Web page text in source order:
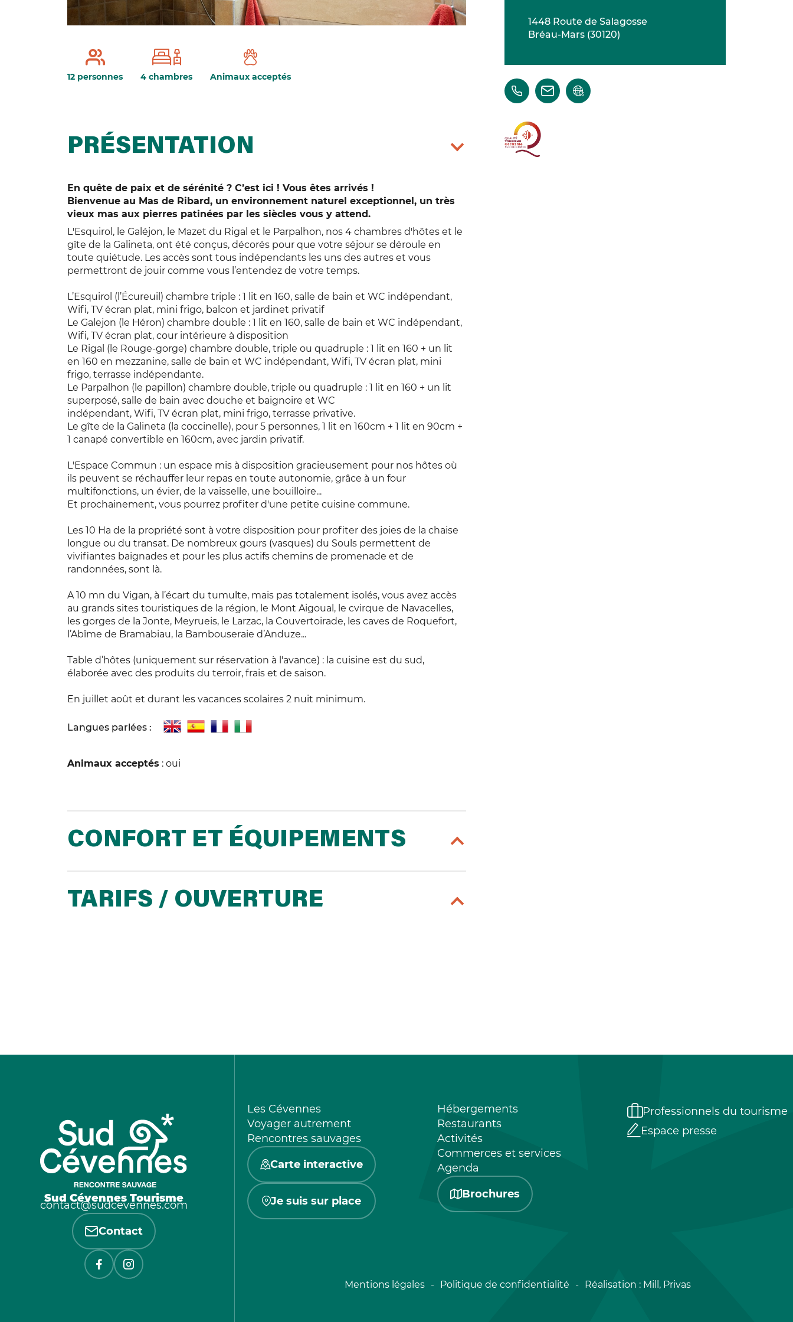
12 personnes 4 chambres Animaux acceptés
PRÉSENTATION
En quête de paix et de sérénité ? C’est ici ! Vous êtes arrivés !
Bienvenue au Mas de Ribard, un environnement naturel exceptionnel, un très
vieux mas aux pierres patinées par les siècles vous y attend.
L'Esquirol, le Galéjon, le Mazet du Rigal et le Parpalhon, nos 4 chambres d'hôtes et le
gîte de la Galineta, ont été conçus, décorés pour que votre séjour se déroule en
toute quiétude. Les accès sont tous indépendants les uns des autres et vous
permettront de jouir comme vous l’entendez de votre temps.
L’Esquirol (l’Écureuil) chambre triple : 1 lit en 160, salle de bain et WC indépendant,
Wifi, TV écran plat, mini frigo, balcon et jardinet privatif
Le Galejon (le Héron) chambre double : 1 lit en 160, salle de bain et WC indépendant,
Wifi, TV écran plat, cour intérieure à disposition
Le Rigal (le Rouge-gorge) chambre double, triple ou quadruple : 1 lit en 160 + un lit
en 160 en mezzanine, salle de bain et WC indépendant, Wifi, TV écran plat, mini
frigo, terrasse indépendante.
Le Parpalhon (le papillon) chambre double, triple ou quadruple : 1 lit en 160 + un lit
superposé, salle de bain avec douche et baignoire et WC
indépendant, Wifi, TV écran plat, mini frigo, terrasse privative.
Le gîte de la Galineta (la coccinelle), pour 5 personnes, 1 lit en 160cm + 1 lit en 90cm +
1 canapé convertible en 160cm, avec jardin privatif.
L'Espace Commun : un espace mis à disposition gracieusement pour nos hôtes où
ils peuvent se réchauffer leur repas en toute autonomie, grâce à un four
multifonctions, un évier, de la vaisselle, une bouilloire...
Et prochainement, vous pourrez profiter d'une petite cuisine commune.
Les 10 Ha de la propriété sont à votre disposition pour profiter des joies de la chaise
longue ou du transat. De nombreux gours (vasques) du Souls permettent de
vivifiantes baignades et pour les plus actifs chemins de promenade et de
randonnées, sont là.
A 10 mn du Vigan, à l’écart du tumulte, mais pas totalement isolés, vous avez accès
au grands sites touristiques de la région, le Mont Aigoual, le cvirque de Navacelles,
les gorges de la Jonte, Meyrueis, le Larzac, la Couvertoirade, les caves de Roquefort,
l’Abîme de Bramabiau, la Bambouseraie d’Anduze...
Table d’hôtes (uniquement sur réservation à l'avance) : la cuisine est du sud,
élaborée avec des produits du terroir, frais et de saison.
En juillet août et durant les vacances scolaires 2 nuit minimum.
Langues parlées :
Animaux acceptés : oui
CONFORT ET ÉQUIPEMENTS
TARIFS / OUVERTURE
1448 Route de Salagosse
Bréau-Mars (30120)
Sud Cévennes Tourisme
contact@sudcevennes.com
Contact
Les Cévennes
Voyager autrement
Rencontres sauvages
Carte interactive
Je suis sur place
Hébergements
Restaurants
Activités
Commerces et services
Agenda
Brochures
Professionnels du tourisme
Espace presse
Mentions légales Politique de confidentialité Réalisation : Mill, Privas